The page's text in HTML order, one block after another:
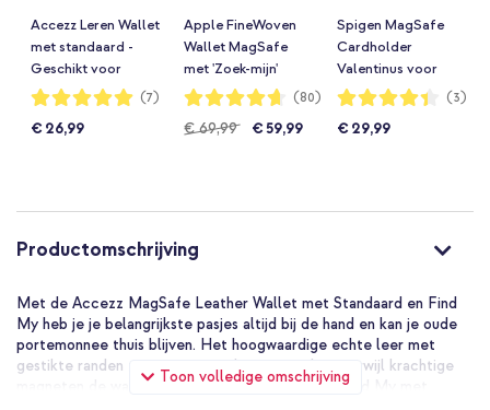
Accezz Leren Wallet
met standaard -
Geschikt voor
MagSafe en Qi2 -
Waardering:
100%
(7)
€ 26,99
Apple FineWoven
Wallet MagSafe
met 'Zoek-mijn'
functie - Zwart
Waardering:
93%
(80)
€ 69,99 € 59,99
Spigen MagSafe
Cardholder
Valentinus voor
Apple iPhone - 3
Waardering:
87%
(3)
€ 29,99
Productomschrijving
Toon volledige omschrijving
Met de Accezz MagSafe Leather Wallet met Standaard en Find
My heb je je belangrijkste pasjes altijd bij de hand en kan je oude
portemonnee thuis blijven. Het hoogwaardige echte leer met
gestikte randen zorgt voor een luxe uitstraling, terwijl krachtige
magneten de wallet stevig bevestigen. Dankzij Find My met